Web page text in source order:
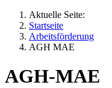
Aktuelle Seite:
Startseite
Arbeitsförderung
AGH MAE
AGH-MAE